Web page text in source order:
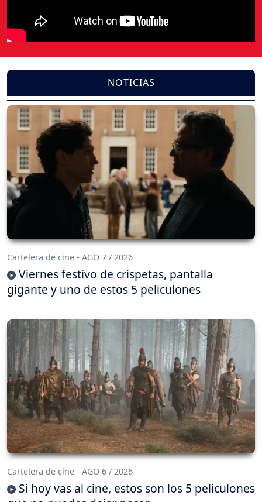
NOTICIAS
Cartelera de cine - AGO 7 / 2026
Viernes festivo de crispetas, pantalla
gigante y uno de estos 5 peliculones
Cartelera de cine - AGO 6 / 2026
Si hoy vas al cine, estos son los 5 peliculones